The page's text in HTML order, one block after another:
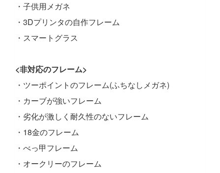
・子供用メガネ
・3Dプリンタの自作フレーム
・スマートグラス
<非対応のフレーム>
・ツーポイントのフレーム(ふちなしメガネ)
・カーブが強いフレーム
・劣化が激しく耐久性のないフレーム
・18金のフレーム
・べっ甲フレーム
・オークリーのフレーム